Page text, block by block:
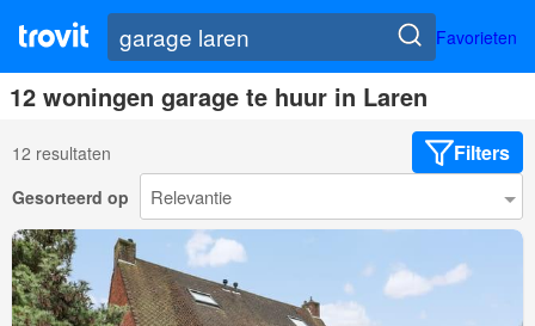
Favorieten
12 woningen garage te huur in Laren
12 resultaten Filters
Gesorteerd op